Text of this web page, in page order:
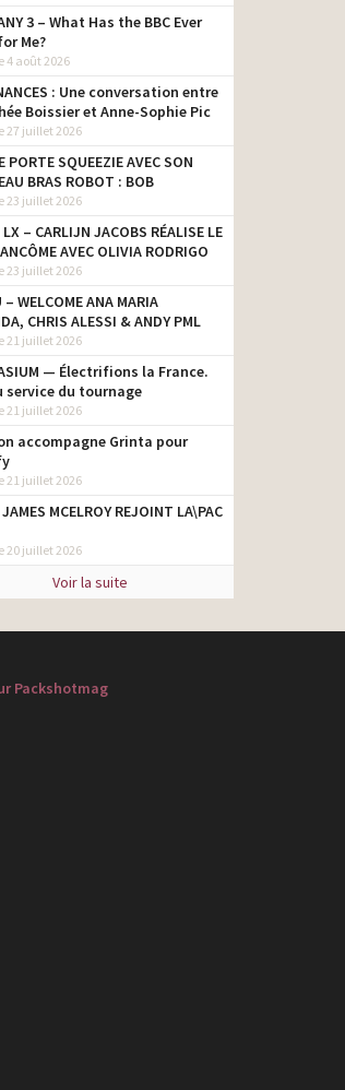
3 – What Has the BBC Ever
Me?
4 août 2026
: Une conversation entre
Boissier et Anne-Sophie Pic
27 juillet 2026
PORTE SQUEEZIE AVEC SON
BRAS ROBOT : BOB
23 juillet 2026
– CARLIJN JACOBS RÉALISE LE
AVEC OLIVIA RODRIGO
23 juillet 2026
– WELCOME ANA MARIA
CHRIS ALESSI & ANDY PML
21 juillet 2026
— Électrifions la France.
service du tournage
21 juillet 2026
accompagne Grinta pour
21 juillet 2026
MCELROY REJOINT LA\PAC
20 juillet 2026
Voir la suite
Packshotmag